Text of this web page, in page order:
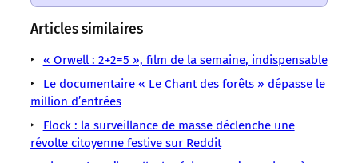
sens
LMOUS
1984
Brother
Cinéma
un
sens
LMOUS
–
Documentaire
Dystopie
George
un
sens
LMOUS
–
On
LMOUS
les
et
les
LMOUS
réactive
un
électrochoc
LMOUS
prophétie
juste…
LMOUS
pouvoir.
:
Articles similaires
« Orwell : 2+2=5 », film de la semaine, indispensable
Le documentaire « Le Chant des forêts » dépasse le
million d’entrées
Flock : la surveillance de masse déclenche une
révolte citoyenne festive sur Reddit